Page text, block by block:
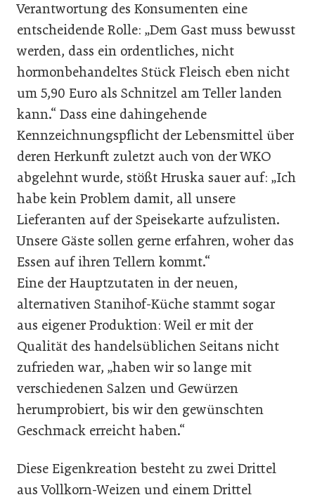
Verantwortung des Konsumenten eine
entscheidende Rolle: „Dem Gast muss bewusst
werden, dass ein ordentliches, nicht
hormonbehandeltes Stück Fleisch eben nicht
um 5,90 Euro als Schnitzel am Teller landen
kann.“ Dass eine dahingehende
Kennzeichnungspflicht der Lebensmittel über
deren Herkunft zuletzt auch von der WKO
abgelehnt wurde, stößt Hruska sauer auf: „Ich
habe kein Problem damit, all unsere
Lieferanten auf der Speisekarte aufzulisten.
Unsere Gäste sollen gerne erfahren, woher das
Essen auf ihren Tellern kommt.“
Eine der Hauptzutaten in der neuen,
alternativen Stanihof-Küche stammt sogar
aus eigener Produktion: Weil er mit der
Qualität des handelsüblichen Seitans nicht
zufrieden war, „haben wir so lange mit
verschiedenen Salzen und Gewürzen
herumprobiert, bis wir den gewünschten
Geschmack erreicht haben.“
Diese Eigenkreation besteht zu zwei Drittel
aus Vollkorn-Weizen und einem Drittel